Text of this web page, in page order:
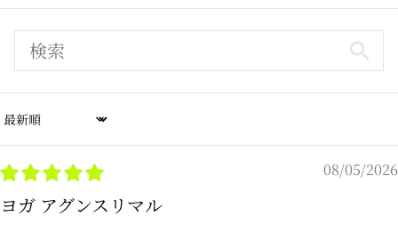
Sort by
08/05/2026
ヨガ アグンスリマル